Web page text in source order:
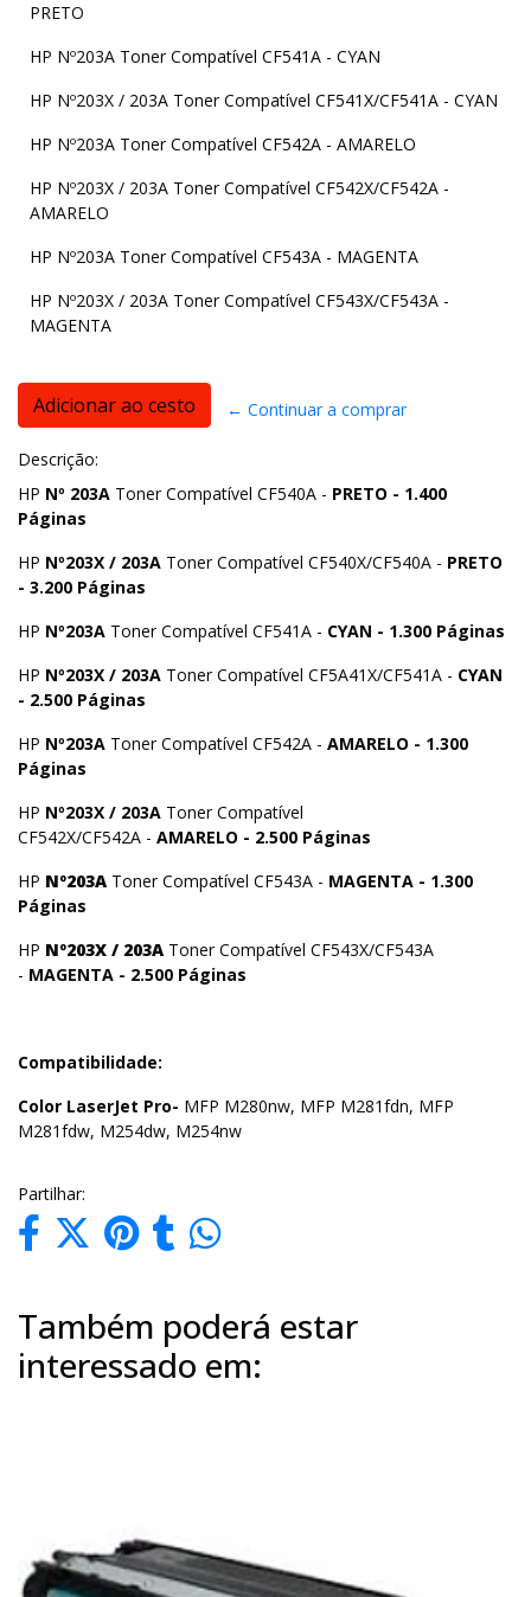
PRETO
HP Nº203A Toner Compatível CF541A - CYAN
HP Nº203X / 203A Toner Compatível CF541X/CF541A - CYAN
HP Nº203A Toner Compatível CF542A - AMARELO
HP Nº203X / 203A Toner Compatível CF542X/CF542A -
AMARELO
HP Nº203A Toner Compatível CF543A - MAGENTA
HP Nº203X / 203A Toner Compatível CF543X/CF543A -
MAGENTA
← Continuar a comprar
Descrição:
HP Nº 203A Toner Compatível CF540A - PRETO - 1.400
Páginas
HP Nº203X / 203A Toner Compatível CF540X/CF540A - PRETO
- 3.200 Páginas
HP Nº203A Toner Compatível CF541A - CYAN - 1.300 Páginas
HP Nº203X / 203A Toner Compatível CF5A41X/CF541A - CYAN
- 2.500 Páginas
HP Nº203A Toner Compatível CF542A - AMARELO - 1.300
Páginas
HP Nº203X / 203A Toner Compatível
CF542X/CF542A - AMARELO - 2.500 Páginas
HP Nº203A Toner Compatível CF543A - MAGENTA - 1.300
Páginas
HP Nº203X / 203A Toner Compatível CF543X/CF543A
- MAGENTA - 2.500 Páginas
Compatibilidade:
Color LaserJet Pro- MFP M280nw, MFP M281fdn, MFP
M281fdw, M254dw, M254nw
Partilhar:
Também poderá estar
interessado em: